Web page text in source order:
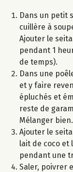
Dans un petit
cuillère à
Ajouter le
pendant 1
de temps).
Dans une
et y faire
épluchés et
reste de
Mélanger bien.
Ajouter le
lait de coco et
pendant une
Saler, poivrer